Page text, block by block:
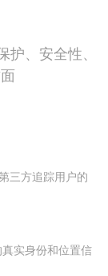
、安全性、
三方追踪用户的
实身份和位置信